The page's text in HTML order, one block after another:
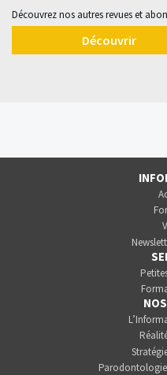
Découvrez nos autres revues et
Découvrir